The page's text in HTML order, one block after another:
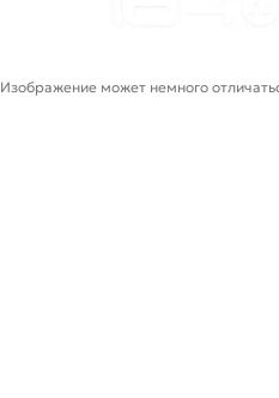
Изображение может немного